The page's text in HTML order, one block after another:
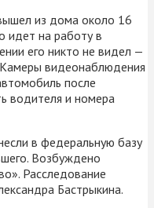
из дома около 16
идет на работу в
его никто не видел —
видеонаблюдения
после
водителя и номера
в федеральную базу
Возбуждено
Расследование
Бастрыкина.